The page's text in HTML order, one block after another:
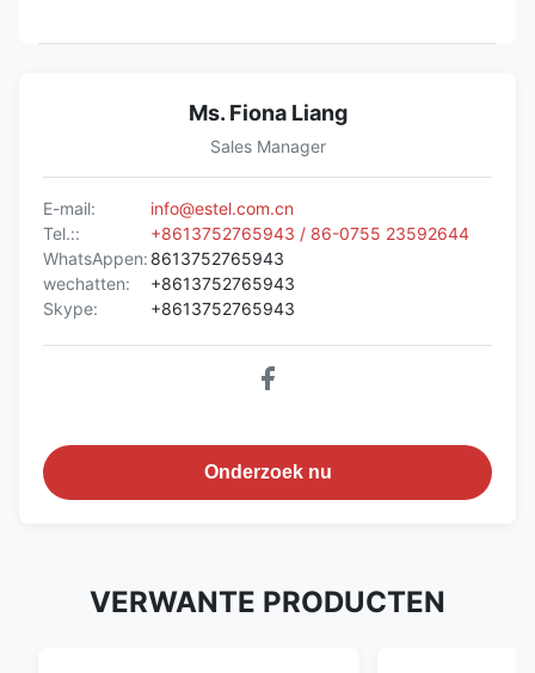
Ms. Fiona Liang
Sales Manager
E-mail:
info@estel.com.cn
Tel.::
+8613752765943 / 86-0755 23592644
WhatsAppen: 8613752765943
wechatten:
+8613752765943
Skype:
+8613752765943
Onderzoek nu
VERWANTE PRODUCTEN